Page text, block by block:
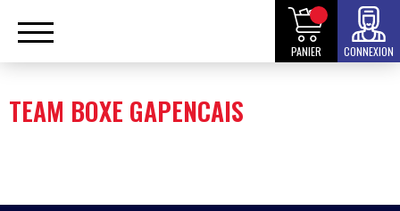
PANIER CONNEXION
TEAM BOXE GAPENCAIS